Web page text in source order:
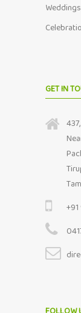
Weddings
GET IN